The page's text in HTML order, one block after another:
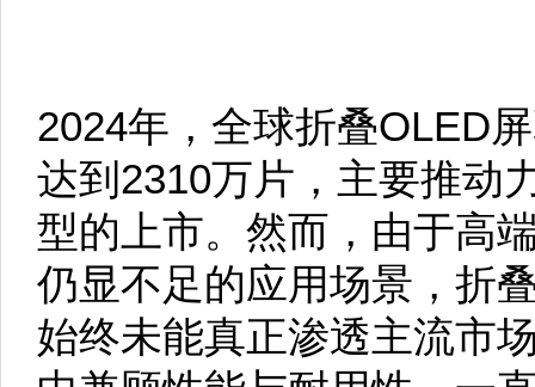
2024年，全球折叠OLED
达到2310万片，主要推动
型的上市。然而，由于高
仍显不足的应用场景，折
始终未能真正渗透主流市